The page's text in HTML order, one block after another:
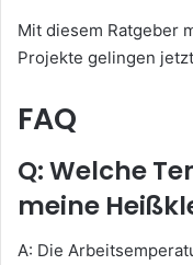
Mit diesem Ratgeber
Projekte gelingen
FAQ
Q: Welche
meine
A: Die